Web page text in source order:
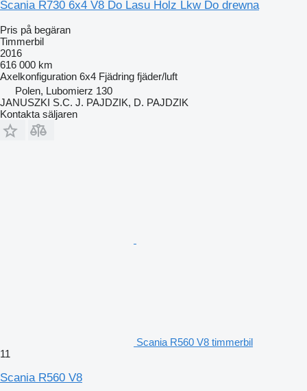
Scania R730 6x4 V8 Do Lasu Holz Lkw Do drewna
Pris på begäran
Timmerbil
2016
616 000 km
Axelkonfiguration 6x4 Fjädring fjäder/luft
Polen, Lubomierz 130
JANUSZKI S.C. J. PAJDZIK, D. PAJDZIK
Kontakta säljaren
Scania R560 V8 timmerbil
11
Scania R560 V8